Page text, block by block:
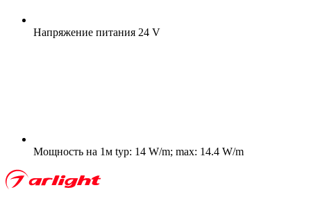
Напряжение питания 24 V
Мощность на 1м typ: 14 W/m; max: 14.4 W/m